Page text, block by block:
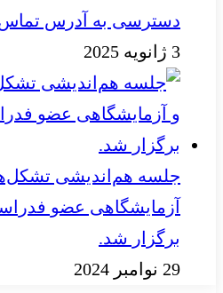
دسترسی به آدرس
3 ژانویه 2025
جلسه هم‌اندیشی
آزمایشگاهی عضو
برگزار شد.
29 نوامبر 2024